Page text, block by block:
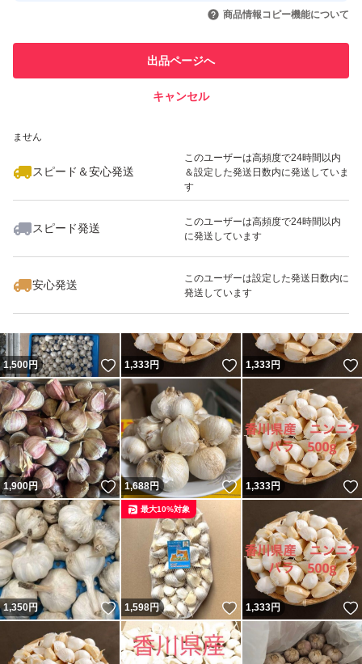
引を完了させた実績があります
での取引実績があります
ません
スピード＆安心発送
このユーザーは高頻度で24時間以内
＆設定した発送日数内に発送していま
す
スピード発送
このユーザーは高頻度で24時間以内
に発送しています
安心発送
このユーザーは設定した発送日数内に
発送しています
商品情報コピー機能について
出品ページへ
キャンセル
いいね！
1,500
1,500円 いいね！
1,333円 いいね！
1,333円
1,900円 いいね！
1,688円 いいね！
1,333円
1,350円 いいね！
1,598円 いいね！
最大10%対象
1,333円